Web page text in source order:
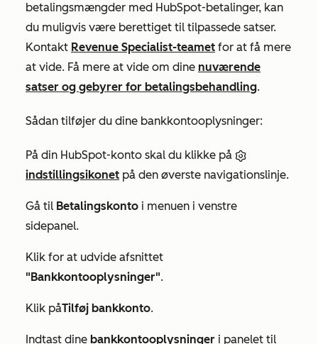
betalingsmængder med HubSpot-betalinger, kan
du muligvis være berettiget til tilpassede satser.
Kontakt Revenue Specialist-teamet for at få mere
at vide. Få mere at vide om dine nuværende
satser og gebyrer for betalingsbehandling.
Sådan tilføjer du dine bankkontooplysninger:
På din HubSpot-konto skal du klikke på
indstillingsikonet på den øverste navigationslinje.
Gå til Betalingskonto i menuen i venstre
sidepanel.
Klik for at udvide afsnittet
"Bankkontooplysninger".
Klik påTilføj bankkonto.
Indtast dine bankkontooplysninger i panelet til